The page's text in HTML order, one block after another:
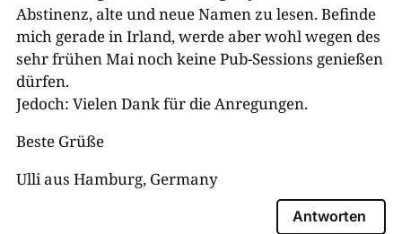
Abstinenz, alte und neue Namen zu lesen. Befinde
mich gerade in Irland, werde aber wohl wegen des
sehr frühen Mai noch keine Pub-Sessions genießen
dürfen.
Jedoch: Vielen Dank für die Anregungen.
Beste Grüße
Ulli aus Hamburg, Germany
Antworten